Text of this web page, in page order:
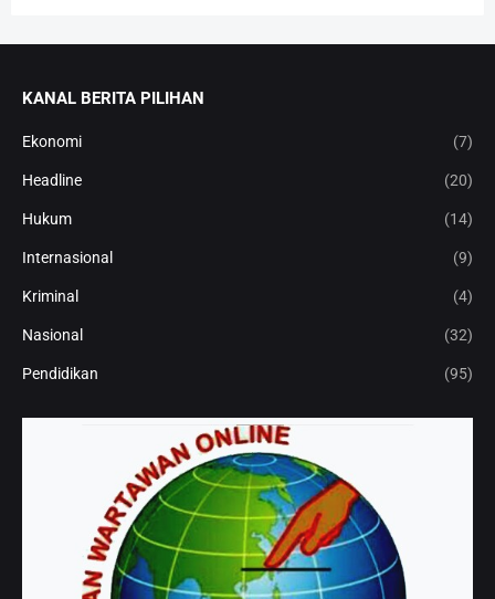
KANAL BERITA PILIHAN
Ekonomi (7)
Headline (20)
Hukum (14)
Internasional (9)
Kriminal (4)
Nasional (32)
Pendidikan (95)